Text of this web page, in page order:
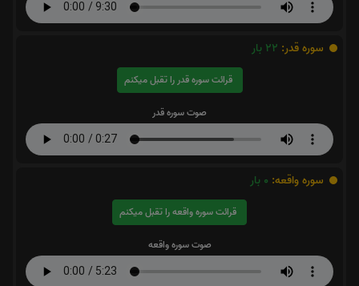
سوره قدر: 22 بار
قرائت سوره قدر را تقبل میکنم
صوت سوره قدر
سوره واقعه: 0 بار
قرائت سوره واقعه را تقبل میکنم
صوت سوره واقعه